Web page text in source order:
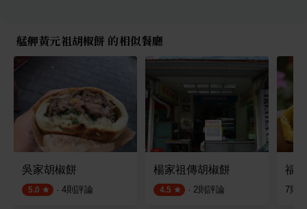
艋舺黃元祖胡椒餅 的相似餐廳
吳家胡椒餅
5.0 · 4則評論
楊家祖傳胡椒餅
4.5 · 2則評論
福
7則